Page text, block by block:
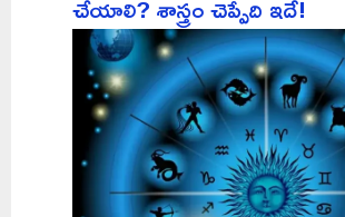
చేయాలి? శాస్త్రం చెప్పేది ఇదే!